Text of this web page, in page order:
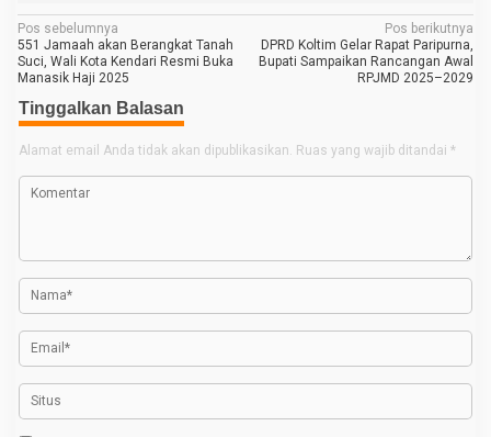
N
a
v
i
g
a
p
o
s
Pos sebelumnya
551 Jamaah akan Berangkat Tanah
Suci, Wali Kota Kendari Resmi Buka
Manasik Haji 2025
Pos berikutnya
DPRD Koltim Gelar Rapat Paripurna,
Bupati Sampaikan Rancangan Awal
RPJMD 2025–2029
Tinggalkan Balasan
Alamat email Anda tidak akan dipublikasikan. Ruas yang wajib ditandai *